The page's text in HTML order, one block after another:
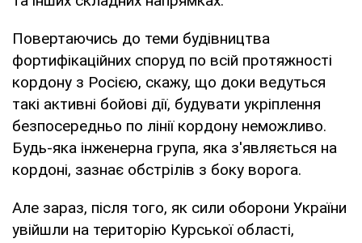
Повертаючись до теми будівництва
фортифікаційних споруд по всій протяжності
кордону з Росією, скажу, що доки ведуться
такі активні бойові дії, будувати укріплення
безпосередньо по лінії кордону неможливо.
Будь-яка інженерна група, яка з'являється на
кордоні, зазнає обстрілів з боку ворога.
Але зараз, після того, як сили оборони України
увійшли на територію Курської області,